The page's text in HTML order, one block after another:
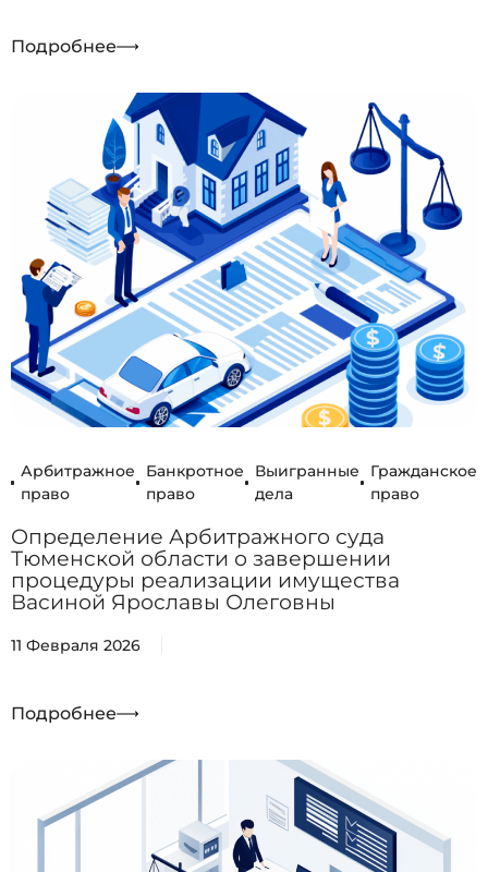
Подробнее
Арбитражное
право
Банкротное
право
Выигранные
дела
Гражданское
право
Определение Арбитражного суда
Тюменской области о завершении
процедуры реализации имущества
Васиной Ярославы Олеговны
11 Февраля 2026
Подробнее